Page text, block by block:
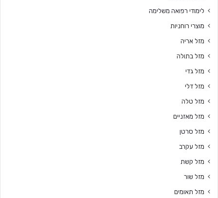
לימודי רפואה משלימה
מוצרי רוחניות
מזל אריה
מזל בתולה
מזל גדי
מזל דלי
מזל טלה
מזל מאזניים
מזל סרטן
מזל עקרב
מזל קשת
מזל שור
מזל תאומים